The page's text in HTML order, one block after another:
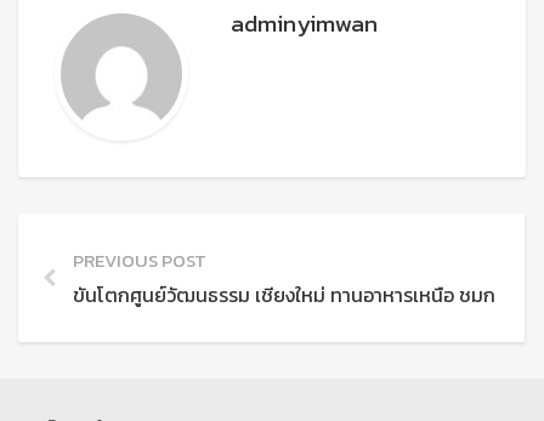
adminyimwan
PREVIOUS POST
ขันโตกศูนย์วัฒนธรรม เชียงใหม่ ทานอาหารเหนือ ชมการแส